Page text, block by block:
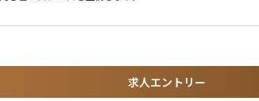
。
機会も多いです。
関関連などで経営管理の数値に対する知見・経験をお持ち
求人エントリー